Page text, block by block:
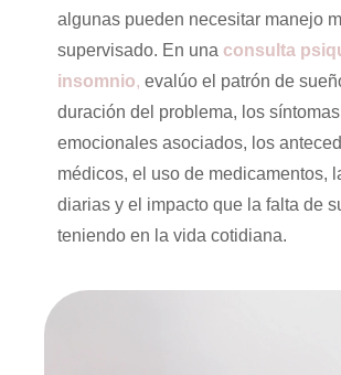
algunas pueden necesitar manejo
supervisado. En una consulta
insomnio, evalúo el patrón de
duración del problema, los síntomas
emocionales asociados, los
médicos, el uso de medicamentos,
diarias y el impacto que la falta de
teniendo en la vida cotidiana.